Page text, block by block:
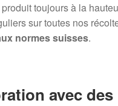
toujours à la
sur toutes nos
normes suisses.
avec